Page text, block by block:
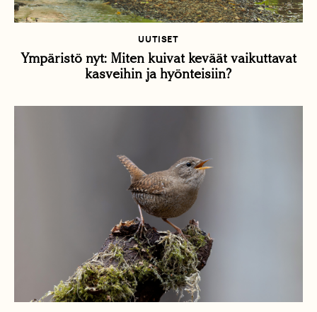
UUTISET
Ympäristö nyt: Miten kuivat keväät vaikuttavat
kasveihin ja hyönteisiin?